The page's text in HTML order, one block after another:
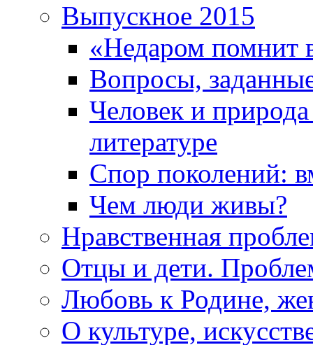
Выпускное 2015
«Недаром помнит
Вопросы,
Человек и
литературе
Спор поколений:
Чем люди живы?
Нравственная
Отцы и дети.
Любовь к Родине,
О культуре,